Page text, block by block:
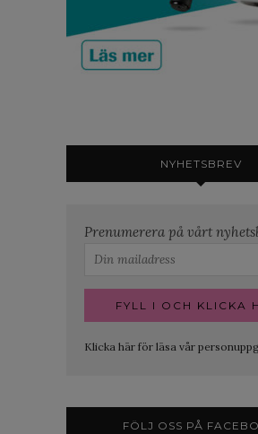
NYHETSBREV
Prenumerera på vårt
Klicka här för läsa vår
FÖLJ OSS PÅ